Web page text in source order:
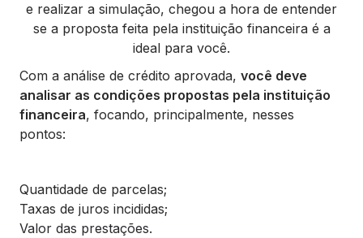
e realizar a simulação, chegou a hora de entender
se a proposta feita pela instituição financeira é a
ideal para você.
Com a análise de crédito aprovada, você deve
analisar as condições propostas pela instituição
financeira, focando, principalmente, nesses
pontos:
Quantidade de parcelas;
Taxas de juros incididas;
Valor das prestações.